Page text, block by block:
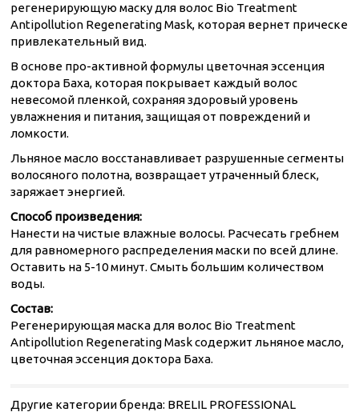
регенерирующую маску для волос Bio Treatment
Antipollution Regenerating Mask, которая вернет прическе
привлекательный вид.
В основе про-активной формулы цветочная эссенция
доктора Баха, которая покрывает каждый волос
невесомой пленкой, сохраняя здоровый уровень
увлажнения и питания, защищая от повреждений и
ломкости.
Льняное масло восстанавливает разрушенные сегменты
волосяного полотна, возвращает утраченный блеск,
заряжает энергией.
Способ произведения:
Нанести на чистые влажные волосы. Расчесать гребнем
для равномерного распределения маски по всей длине.
Оставить на 5-10 минут. Смыть большим количеством
воды.
Состав:
Регенерирующая маска для волос Bio Treatment
Antipollution Regenerating Mask содержит льняное масло,
цветочная эссенция доктора Баха.
Другие категории бренда: BRELIL PROFESSIONAL